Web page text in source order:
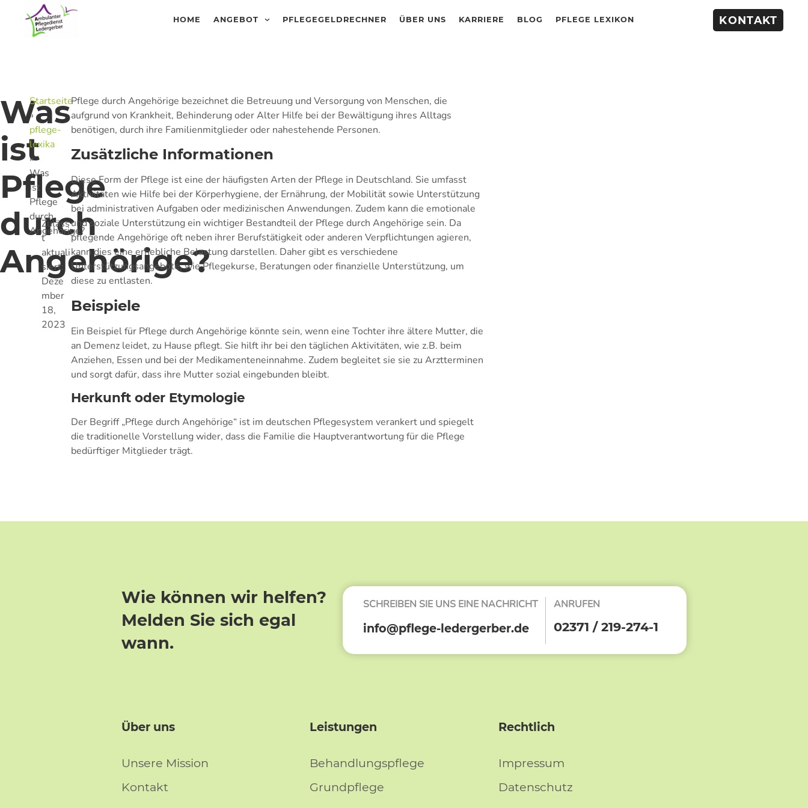
HOME ANGEBOT PFLEGEGELDRECHNER ÜBER UNS KARRIERE BLOG PFLEGE LEXIKON KONTAKT
Was
ist
Pflege
durch
Angehörige?
Startseite
»
pflege-
lexika
»
Was
ist
Pflege
durch
Angehörige?
Zuläss
t
aktuali
siert:
Deze
mber
18,
2023
Pflege durch Angehörige bezeichnet die Betreuung und Versorgung von Menschen, die
aufgrund von Krankheit, Behinderung oder Alter Hilfe bei der Bewältigung ihres Alltags
benötigen, durch ihre Familienmitglieder oder nahestehende Personen.
Zusätzliche Informationen
Diese Form der Pflege ist eine der häufigsten Arten der Pflege in Deutschland. Sie umfasst
Aktivitäten wie Hilfe bei der Körperhygiene, der Ernährung, der Mobilität sowie Unterstützung
bei administrativen Aufgaben oder medizinischen Anwendungen. Zudem kann die emotionale
und soziale Unterstützung ein wichtiger Bestandteil der Pflege durch Angehörige sein. Da
pflegende Angehörige oft neben ihrer Berufstätigkeit oder anderen Verpflichtungen agieren,
kann dies eine erhebliche Belastung darstellen. Daher gibt es verschiedene
Unterstützungsangebote, wie Pflegekurse, Beratungen oder finanzielle Unterstützung, um
diese zu entlasten.
Beispiele
Ein Beispiel für Pflege durch Angehörige könnte sein, wenn eine Tochter ihre ältere Mutter, die
an Demenz leidet, zu Hause pflegt. Sie hilft ihr bei den täglichen Aktivitäten, wie z.B. beim
Anziehen, Essen und bei der Medikamenteneinnahme. Zudem begleitet sie sie zu Arztterminen
und sorgt dafür, dass ihre Mutter sozial eingebunden bleibt.
Herkunft oder Etymologie
Der Begriff „Pflege durch Angehörige“ ist im deutschen Pflegesystem verankert und spiegelt
die traditionelle Vorstellung wider, dass die Familie die Hauptverantwortung für die Pflege
bedürftiger Mitglieder trägt.
Wie können wir helfen?
Melden Sie sich egal
wann.
SCHREIBEN SIE UNS EINE NACHRICHT
info@pflege-ledergerber.de
ANRUFEN
02371 / 219-274-1
Über uns
Unsere Mission
Kontakt
Leistungen
Behandlungspflege
Grundpflege
Rechtlich
Impressum
Datenschutz